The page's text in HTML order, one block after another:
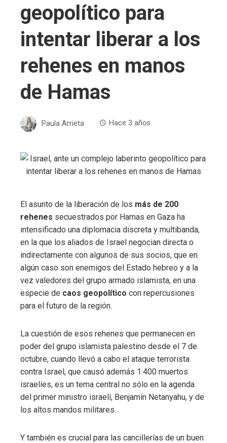
geopolítico para
intentar liberar a los
rehenes en manos
de Hamas
Paula Arrieta Hace 3 años
El asunto de la liberación de los más de 200
rehenes secuestrados por Hamas en Gaza ha
intensificado una diplomacia discreta y multibanda,
en la que los aliados de Israel negocian directa o
indirectamente con algunos de sus socios, que en
algún caso son enemigos del Estado hebreo y a la
vez valedores del grupo armado islamista, en una
especie de caos geopolítico con repercusiones
para el futuro de la región.
La cuestión de esos rehenes que permanecen en
poder del grupo islamista palestino desde el 7 de
octubre, cuando llevó a cabo el ataque terrorista
contra Israel, que causó además 1.400 muertos
israelíes, es un tema central no sólo en la agenda
del primer ministro israelí, Benjamín Netanyahu, y de
los altos mandos militares.
Y también es crucial para las cancillerías de un buen